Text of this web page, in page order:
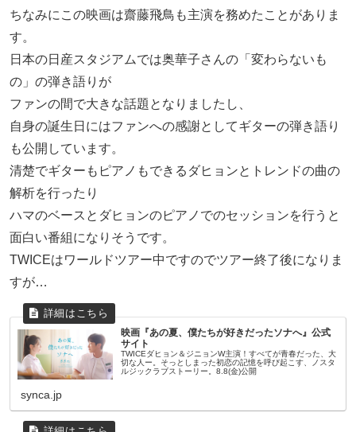
ちなみにこの映画は齋藤飛鳥も主演を務めたことがありま
す。
日本の日産スタジアムでは奥華子さんの「変わらないも
の」の弾き語りが
ファンの間で大きな話題となりましたし、
自身の誕生日にはファンへの感謝としてギターの弾き語り
も公開しています。
清楚でギターもピアノもできるダヒョンとトレンドの曲の
解析を行ったり
ハマのベースとダヒョンのピアノでのセッションを行うと
面白い番組になりそうです。
TWICEはワールドツアー中ですのでツアー終了後になりま
すが…
映画『あの夏、僕たちが好きだったソナへ』公式
サイト
TWICEダヒョン＆ジニョンW主演！すべてが青春だった、大
切な人ー。そっとしまった初恋の記憶を呼び起こす、ノスタ
ルジックラブストーリー。8.8(金)公開
synca.jp